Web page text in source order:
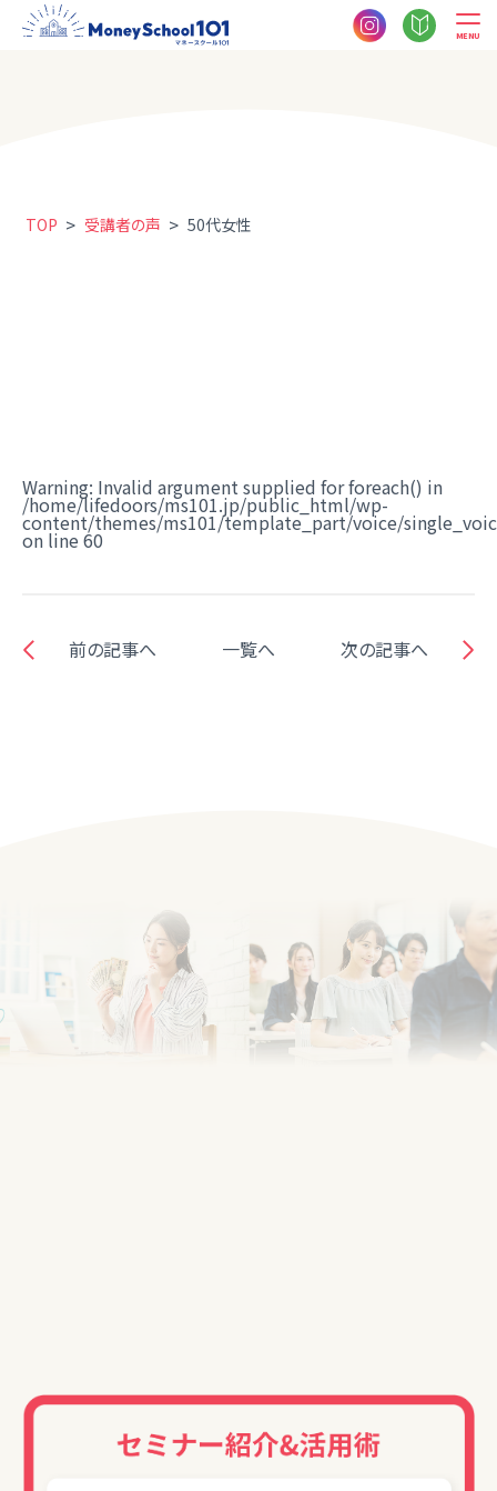
MENU
TOP > 受講者の声 > 50代女性
Warning: Invalid argument supplied for foreach() in
/home/lifedoors/ms101.jp/public_html/wp-
content/themes/ms101/template_part/voice/
on line 60
前の記事へ 一覧へ 次の記事へ